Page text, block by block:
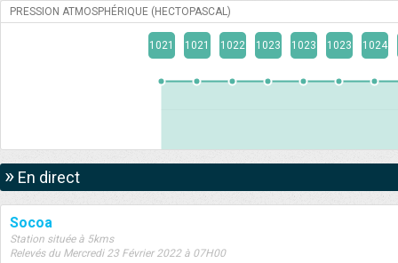
PRESSION ATMOSPHÉRIQUE (HECTOPASCAL)
1021 1021 1022 1023 1023 1023 1024
» En direct
Socoa
Station située à 5kms
Relevés du Mercredi 23 Février 2022 à 07H00